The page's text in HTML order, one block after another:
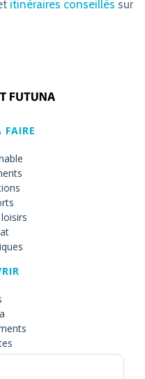
itinéraires conseillés sur